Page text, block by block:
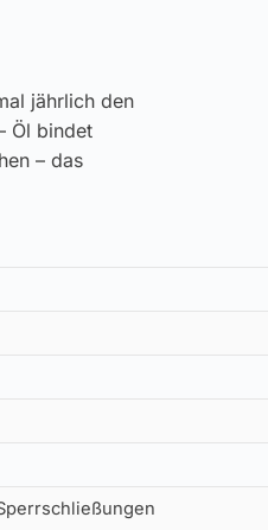
jährlich den
Öl bindet
– das